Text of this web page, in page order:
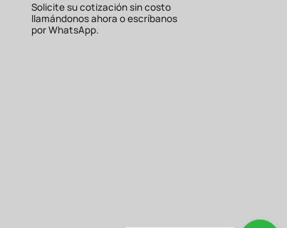
Solicite su cotización sin costo
llamándonos ahora o escríbanos
por WhatsApp.